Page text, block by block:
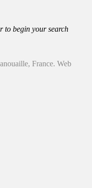
to begin your search
France. Web